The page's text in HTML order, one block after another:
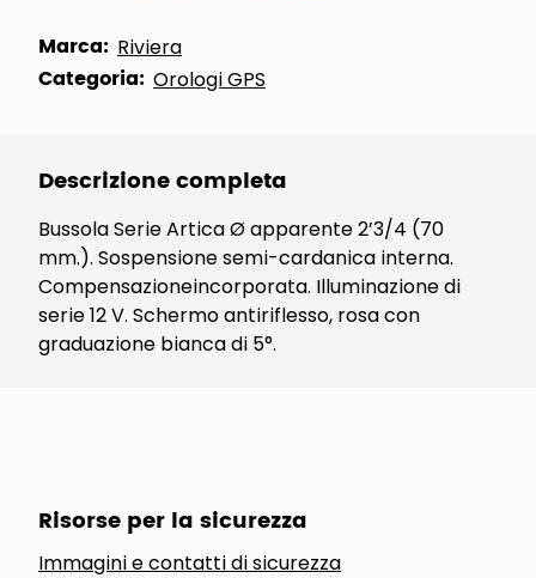
Marca: Riviera
Categoria: Orologi GPS
Descrizione completa
Bussola Serie Artica Ø apparente 2’3/4 (70
mm.). Sospensione semi-cardanica interna.
Compensazioneincorporata. Illuminazione di
serie 12 V. Schermo antiriflesso, rosa con
graduazione bianca di 5°.
Risorse per la sicurezza
Immagini e contatti di sicurezza